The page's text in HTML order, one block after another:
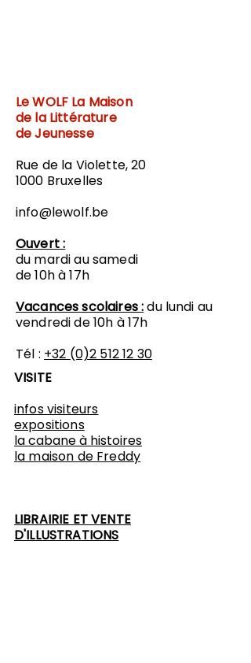
Le WOLF La Maison
de la Littérature
de Jeunesse
Rue de la Violette, 20
1000 Bruxelles
info@lewolf.be
Ouvert :
du mardi au samedi
de 10h à 17h
Vacances scolaires :du lundi au
vendredi de 10h à 17h
Tél : +32 (0)2 512 12 30
VISITE
infos visiteurs
expositions
​la cabane à histoires
la maison de Freddy
LIBRAIRIE ET VENTE
D'ILLUSTRATIONS